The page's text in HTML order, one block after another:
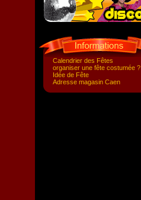
Calendrier des Fêtes
organiser une fête costumée ?
Idée de Fête
Adresse magasin Caen